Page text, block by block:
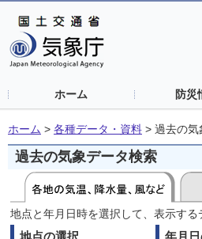
ホーム 防災
ホーム > 各種データ・資料 > 過去の気
過去の気象データ検索
地点と年月日時を選択して、表示す